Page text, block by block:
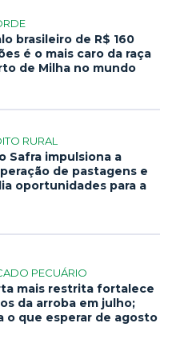
brasileiro de R$ 160
é o mais caro da raça
de Milha no mundo
RURAL
Safra impulsiona a
de pastagens e
oportunidades para a
PECUÁRIO
mais restrita fortalece
da arroba em julho;
o que esperar de agosto